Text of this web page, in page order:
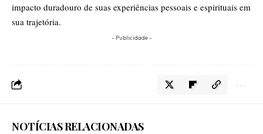
impacto duradouro de suas experiências pessoais e espirituais em
sua trajetória.
- Publicidade -
NOTÍCIAS RELACIONADAS